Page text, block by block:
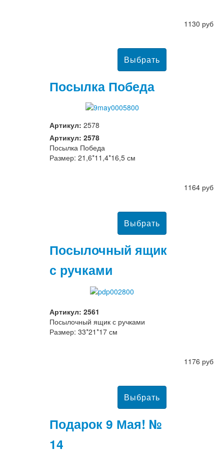
1130 руб
Посылка Победа
Артикул: 2578
Артикул: 2578
Посылка Победа
Размер: 21,6*11,4*16,5 см
1164 руб
Посылочный ящик
с ручками
Артикул: 2561
Посылочный ящик с ручками
Размер: 33*21*17 см
1176 руб
Подарок 9 Мая! №
14